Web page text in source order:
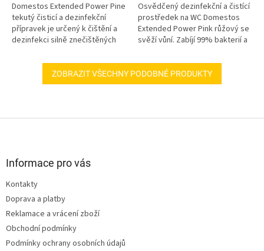
Domestos Extended Power Pine
tekutý čisticí a dezinfekční
přípravek je určený k čištění a
dezinfekci silně znečištěných
Osvědčený dezinfekční a čistící
prostředek na WC Domestos
Extended Power Pink růžový se
svěží vůní. Zabíjí 99% bakterií a
ZOBRAZIT VŠECHNY PODOBNÉ PRODUKTY
Informace pro vás
Kontakty
Doprava a platby
Reklamace a vrácení zboží
Obchodní podmínky
Podmínky ochrany osobních údajů